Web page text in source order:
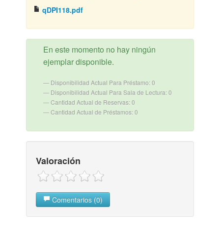
qDPI118.pdf
En este momento no hay ningún
ejemplar disponible.
Disponibilidad Actual Para Préstamo: 0
Disponibilidad Actual Para Sala de Lectura: 0
Cantidad Actual de Reservas: 0
Cantidad Actual de Préstamos: 0
Valoración
Comentarios (0)